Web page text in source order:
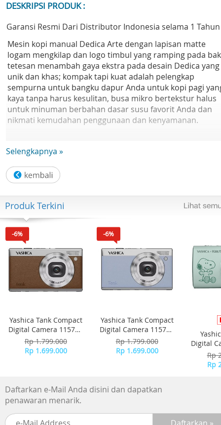
DESKRIPSI PRODUK :
Garansi Resmi Dari Distributor Indonesia selama 1 Tahun
Mesin kopi manual Dedica Arte dengan lapisan matte
logam mengkilap dan logo timbul yang ramping pada
tetesan menambah gaya ekstra pada desain Dedica yang
unik dan khas; kompak tapi kuat adalah pelengkap
sempurna untuk bangku dapur Anda untuk kopi pagi
kaya tanpa harus kesulitan, busa mikro bertekstur halus
untuk minuman berbahan dasar susu favorit Anda dan
nikmati kemudahan penggunaan dan kenyamanan.
cappuccino berkualitasseperti kafe tetapitidak pernah
keranjang filter besar yang menampung hingga 18g kopi
bubuk. Mesin tersebut memberi Anda kekuatan untuk
menyeduh minuman otentik berkualitas barista seperti
kedai kopi favorit Anda.
Spesifikasi
Dimensi (wxdxh) mm : 149x330x305
Daya masukan (W) : 1300W
Tinggi cangkir maksimum (mm) : 120
Tekanan pompa (bar) : 15
Nilai voltase/Frekuensi (V~Hz) : 220-240 V / 50-60 Hz
Kapasitas Tangki Air (l) : 1.1L
Selengkapnya »
Produk Terkini
-6%
Yashica Tank Compact
Digital Camera 115755
- Brown
Rp 1.799.000
Rp 1.699.000
-6%
Yashica Tank Compact
Digital Camera 115756
- Sky Blue
Rp 1.799.000
Rp 1.699.000
Digital
Rp
Rp
Daftarkan e-Mail Anda disini dan dapatkan
penawaran menarik.